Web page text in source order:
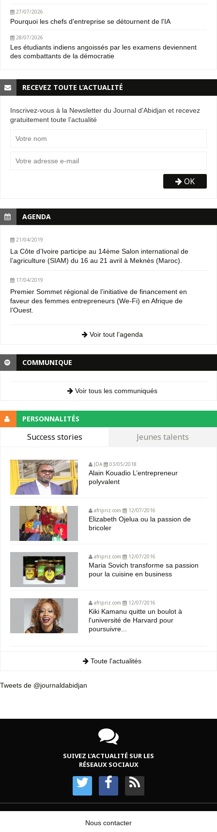
27/07/2026
Pourquoi les chefs d'entreprise se détournent de l'IA
28/07/2026
Les étudiants indiens angoissés par les examens deviennent
des combattants de la démocratie
RECEVEZ TOUTE L’ACTUALITÉ
Inscrivez-vous à la Newsletter du Journal d'Abidjan et recevez
gratuitement toute l’actualité
OK
AGENDA
21/04/2019
La Côte d’Ivoire participe au 14ème Salon international de
l’agriculture (SIAM) du 16 au 21 avril à Meknès (Maroc).
17/04/2019
Premier Sommet régional de l’initiative de financement en
faveur des femmes entrepreneurs (We-Fi) en Afrique de
l’Ouest.
Voir tout l’agenda
COMMUNIQUE
Voir tous les communiqués
PERSONNALITÉS
Success stories Jeunes talents
JDA 03/05/2018
Alain Kouadio L’entrepreneur
polyvalent
afripriz.com 12/07/2016
Elizabeth Ojelua ou la passion de
bricoler
afripriz.com 12/07/2016
Maria Sovich transforme sa passion
pour la cuisine en business
afripriz.com 12/07/2016
Kiki Kamanu quitte un boulot à
l'université de Harvard pour
poursuivre...
Toute l'actualités
Tweets de @journaldabidjan
SUIVEZ L’ACTUALITÉ SUR LES
RÉSEAUX SOCIAUX
Nous contacter